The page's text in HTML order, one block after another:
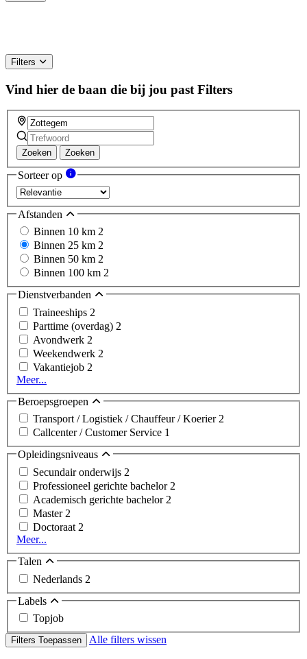
Filters
Vind hier de baan die bij jou past Filters
Zoeken Zoeken
Sorteer op
Afstanden
Binnen 10 km 2
Binnen 25 km 2
Binnen 50 km 2
Binnen 100 km 2
Dienstverbanden
Traineeships 2
Parttime (overdag) 2
Avondwerk 2
Weekendwerk 2
Vakantiejob 2
Meer...
Beroepsgroepen
Transport / Logistiek / Chauffeur / Koerier2
Callcenter / Customer Service 1
Opleidingsniveaus
Secundair onderwijs 2
Professioneel gerichte bachelor 2
Academisch gerichte bachelor 2
Master 2
Doctoraat 2
Meer...
Talen
Nederlands 2
Labels
Topjob
Filters Toepassen Alle filters wissen